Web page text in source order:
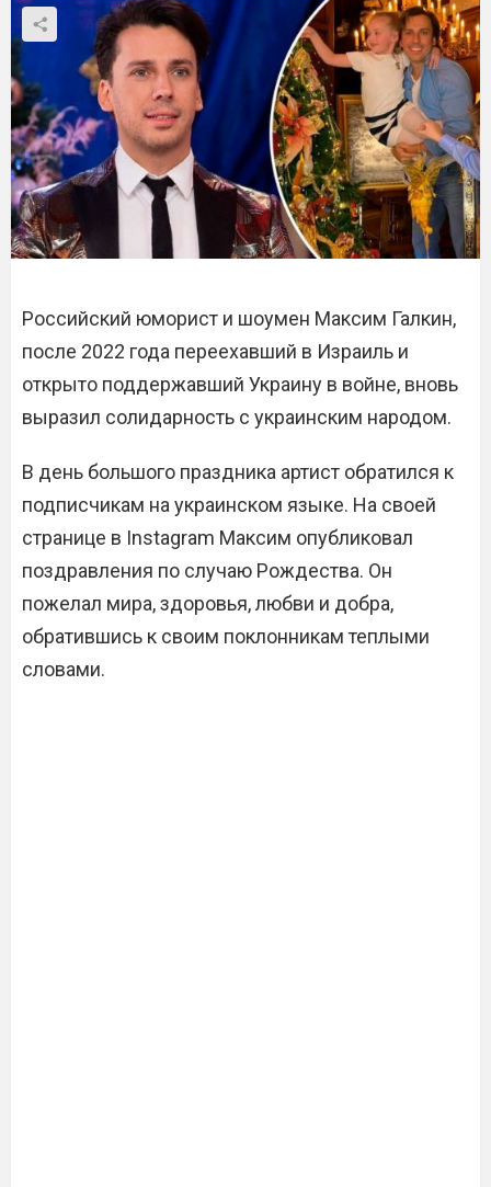
Российский юморист и шоумен Максим Галкин,
после 2022 года переехавший в Израиль и
открыто поддержавший Украину в войне, вновь
выразил солидарность с украинским народом.
В день большого праздника артист обратился к
подписчикам на украинском языке. На своей
странице в Instagram Максим опубликовал
поздравления по случаю Рождества. Он
пожелал мира, здоровья, любви и добра,
обратившись к своим поклонникам теплыми
словами.